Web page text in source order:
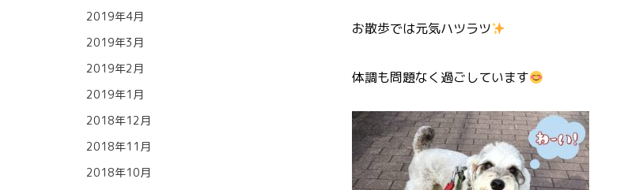
お散歩では元気ハツラツ
体調も問題なく過ごしています
2019年4月
2019年3月
2019年2月
2019年1月
2018年12月
2018年11月
2018年10月